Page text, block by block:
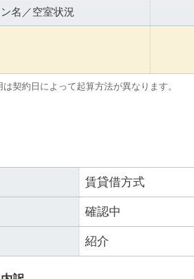
名／空室状況
契約日によって起算方法が異なります。
賃貸借方式
確認中
紹介